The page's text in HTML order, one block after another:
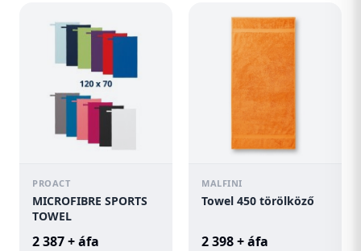
PROACT
MICROFIBRE SPORTS
TOWEL
2 387 + áfa
MALFINI
Towel 450 törölköző
2 398 + áfa